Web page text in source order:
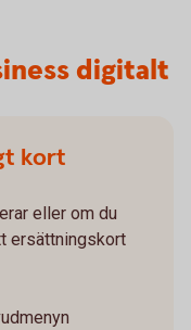
digitalt
kort
eller om du
ersättningskort